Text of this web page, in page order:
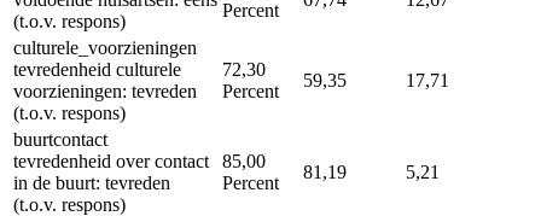
(t.o.v. respons)
Percent
culturele_voorzieningen
tevredenheid culturele
voorzieningen: tevreden
(t.o.v. respons)
72,30
Percent
59,35 17,71
buurtcontact
tevredenheid over contact
in de buurt: tevreden
(t.o.v. respons)
85,00
Percent
81,19 5,21